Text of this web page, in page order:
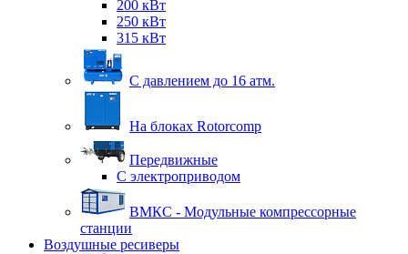
200 кВт
250 кВт
315 кВт
С давлением до 16 атм.
На блоках Rotorcomp
Передвижные
С электроприводом
ВМКС - Модульные компрессорные
станции
Воздушные ресиверы